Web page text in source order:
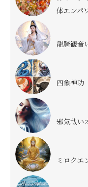
体エンパ
龍騎観音
四象神功
邪気祓い
ミロクエ